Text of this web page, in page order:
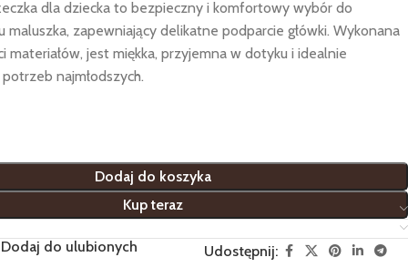
dla dziecka to bezpieczny i komfortowy wybór do
maluszka, zapewniający delikatne podparcie główki. Wykonana
materiałów, jest miękka, przyjemna w dotyku i idealnie
najmłodszych.
Dodaj do koszyka
Kup teraz
Dodaj do ulubionych Udostępnij: